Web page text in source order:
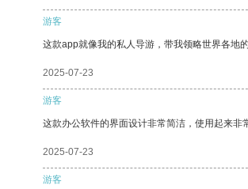
游客
这款app就像我的私人导游，带我领略世界各地的
2025-07-23
游客
这款办公软件的界面设计非常简洁，使用起来非
2025-07-23
游客